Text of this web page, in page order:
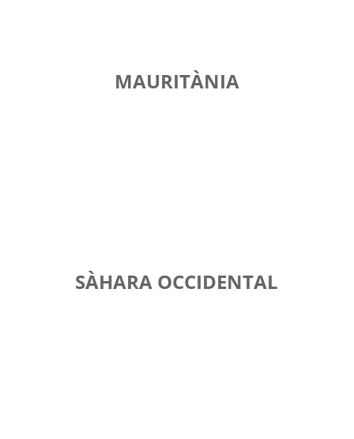
MAURITÀNIA
SÀHARA OCCIDENTAL